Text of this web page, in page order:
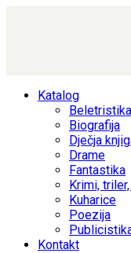
Katalog
Beletristika
Biografija
Dječja
Drame
Fantastika
Krimi,
Kuharice
Poezija
Kontakt